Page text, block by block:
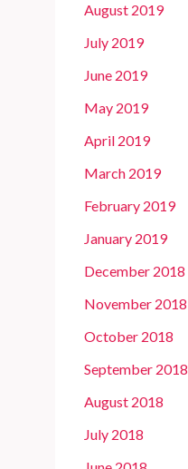
August 2019
July 2019
June 2019
May 2019
April 2019
March 2019
February 2019
January 2019
December 2018
November 2018
October 2018
September 2018
August 2018
July 2018